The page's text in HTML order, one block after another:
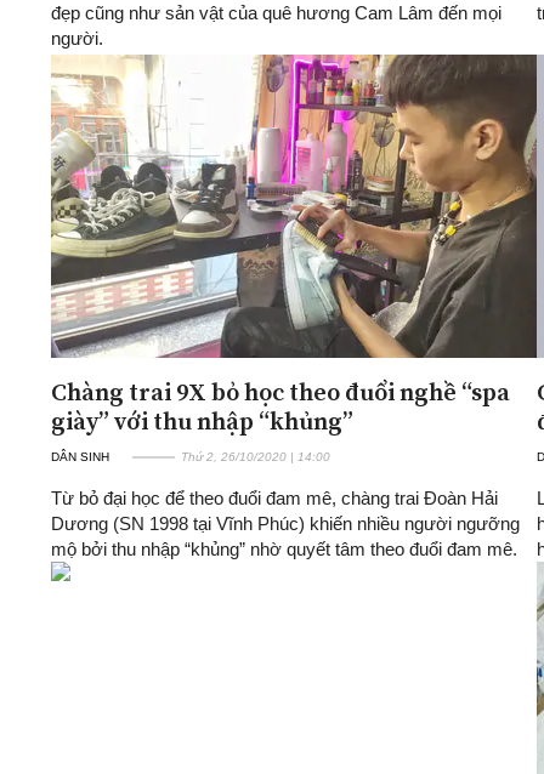
đẹp cũng như sản vật của quê hương Cam Lâm đến mọi
người.
Chàng trai 9X bỏ học theo đuổi nghề “spa
giày” với thu nhập “khủng”
DÂN SINH Thứ 2, 26/10/2020 | 14:00
Từ bỏ đại học để theo đuổi đam mê, chàng trai Đoàn Hải
Dương (SN 1998 tại Vĩnh Phúc) khiến nhiều người ngưỡng
mộ bởi thu nhập “khủng” nhờ quyết tâm theo đuổi đam mê.